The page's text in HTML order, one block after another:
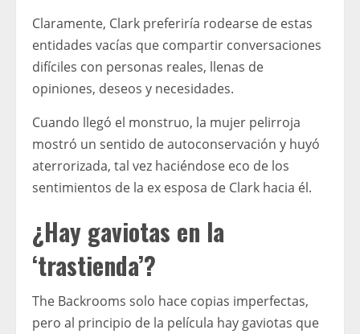
Claramente, Clark preferiría rodearse de estas
entidades vacías que compartir conversaciones
difíciles con personas reales, llenas de
opiniones, deseos y necesidades.
Cuando llegó el monstruo, la mujer pelirroja
mostró un sentido de autoconservación y huyó
aterrorizada, tal vez haciéndose eco de los
sentimientos de la ex esposa de Clark hacia él.
¿Hay gaviotas en la
‘trastienda’?
The Backrooms solo hace copias imperfectas,
pero al principio de la película hay gaviotas que